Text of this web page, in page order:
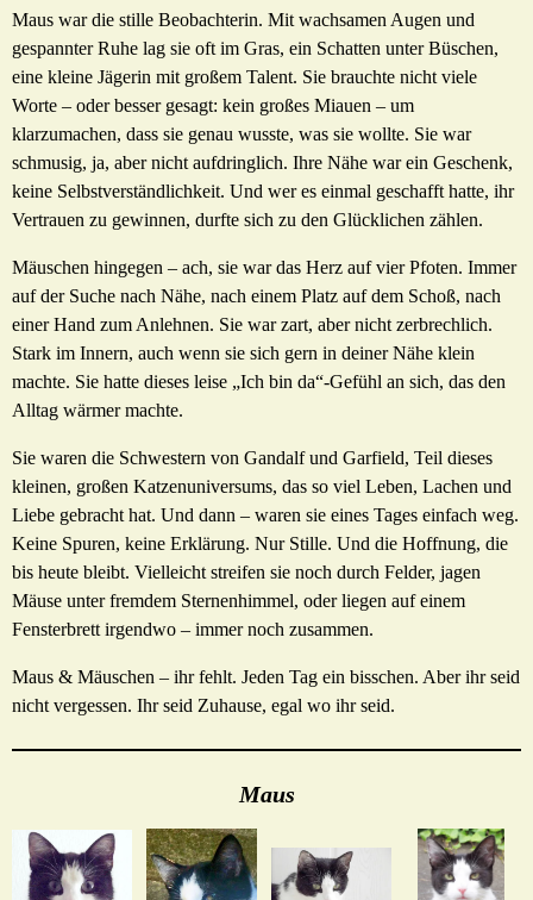
Maus war die stille Beobachterin. Mit wachsamen Augen und
gespannter Ruhe lag sie oft im Gras, ein Schatten unter Büschen,
eine kleine Jägerin mit großem Talent. Sie brauchte nicht viele
Worte – oder besser gesagt: kein großes Miauen – um
klarzumachen, dass sie genau wusste, was sie wollte. Sie war
schmusig, ja, aber nicht aufdringlich. Ihre Nähe war ein Geschenk,
keine Selbstverständlichkeit. Und wer es einmal geschafft hatte, ihr
Vertrauen zu gewinnen, durfte sich zu den Glücklichen zählen.
Mäuschen hingegen – ach, sie war das Herz auf vier Pfoten. Immer
auf der Suche nach Nähe, nach einem Platz auf dem Schoß, nach
einer Hand zum Anlehnen. Sie war zart, aber nicht zerbrechlich.
Stark im Innern, auch wenn sie sich gern in deiner Nähe klein
machte. Sie hatte dieses leise „Ich bin da“-Gefühl an sich, das den
Alltag wärmer machte.
Sie waren die Schwestern von Gandalf und Garfield, Teil dieses
kleinen, großen Katzenuniversums, das so viel Leben, Lachen und
Liebe gebracht hat. Und dann – waren sie eines Tages einfach weg.
Keine Spuren, keine Erklärung. Nur Stille. Und die Hoffnung, die
bis heute bleibt. Vielleicht streifen sie noch durch Felder, jagen
Mäuse unter fremdem Sternenhimmel, oder liegen auf einem
Fensterbrett irgendwo – immer noch zusammen.
Maus & Mäuschen – ihr fehlt. Jeden Tag ein bisschen. Aber ihr seid
nicht vergessen. Ihr seid Zuhause, egal wo ihr seid.
Maus